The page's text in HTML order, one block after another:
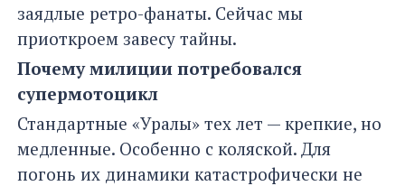
заядлые ретро-фанаты. Сейчас мы
приоткроем завесу тайны.
Почему милиции потребовался
супермотоцикл
Стандартные «Уралы» тех лет — крепкие, но
медленные. Особенно с коляской. Для
погонь их динамики катастрофически не